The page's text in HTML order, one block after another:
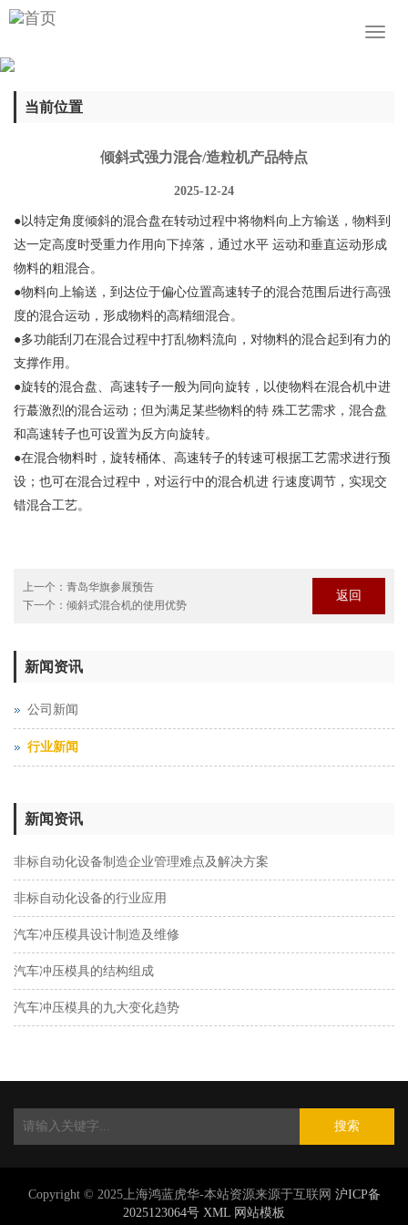
当前位置
​倾斜式强力混合/造粒机产品特点
2025-12-24
●以特定角度倾斜的混合盘在转动过程中将物料向上方输送，物料到
达一定高度时受重力作用向下掉落，通过水平 运动和垂直运动形成
物料的粗混合。
●物料向上输送，到达位于偏心位置高速转子的混合范围后进行高强
度的混合运动，形成物料的高精细混合。
●多功能刮刀在混合过程中打乱物料流向，对物料的混合起到有力的
支撑作用。
●旋转的混合盘、高速转子一般为同向旋转，以使物料在混合机中进
行蕞激烈的混合运动；但为满足某些物料的特 殊工艺需求，混合盘
和高速转子也可设置为反方向旋转。
●在混合物料时，旋转桶体、高速转子的转速可根据工艺需求进行预
设；也可在混合过程中，对运行中的混合机进 行速度调节，实现交
错混合工艺。
上一个： 青岛华旗参展预告
下一个： ​倾斜式混合机的使用优势
返回
新闻资讯
公司新闻
行业新闻
新闻资讯
非标自动化设备制造企业管理难点及解决方案
非标自动化设备的行业应用
汽车冲压模具设计制造及维修
汽车冲压模具的结构组成
汽车冲压模具的九大变化趋势
搜索
Copyright © 2025上海鸿蓝虎华-本站资源来源于互联网 沪ICP备
2025123064号 XML 网站模板